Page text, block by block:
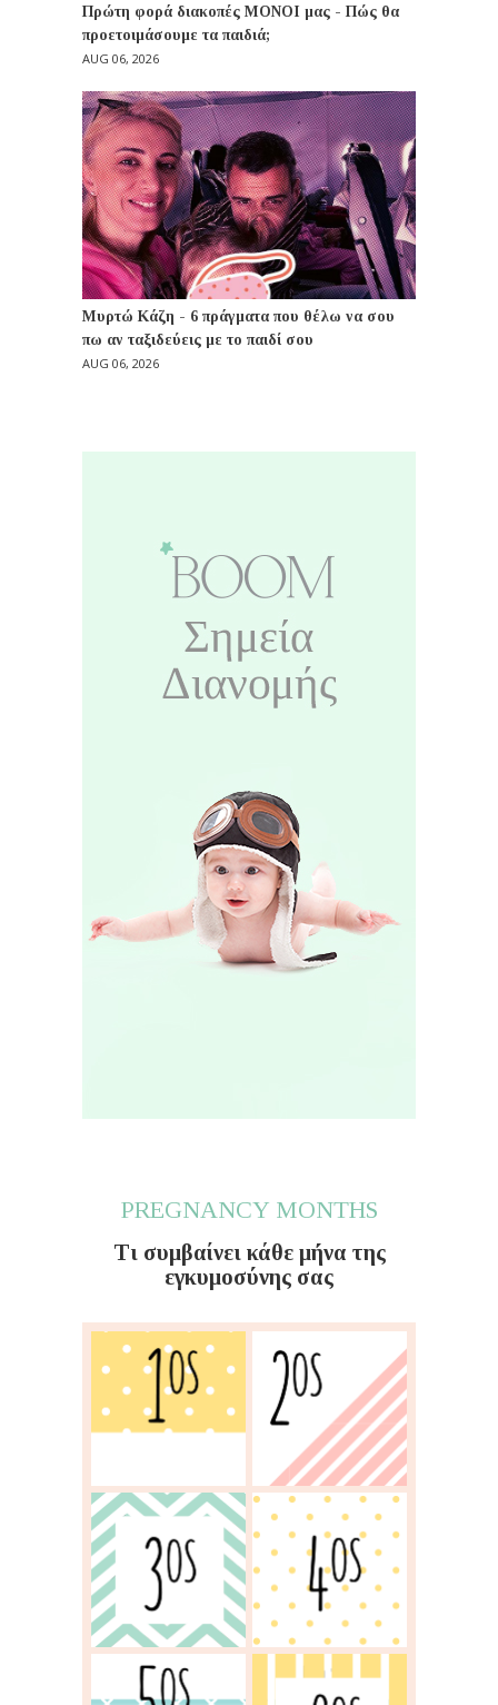
Πρώτη φορά διακοπές ΜΟΝΟΙ μας - Πώς θα
προετοιμάσουμε τα παιδιά;
AUG 06, 2026
Μυρτώ Κάζη - 6 πράγματα που θέλω να σου
πω αν ταξιδεύεις με το παιδί σου
AUG 06, 2026
PREGNANCY MONTHS
Τι συμβαίνει κάθε μήνα της
εγκυμοσύνης σας